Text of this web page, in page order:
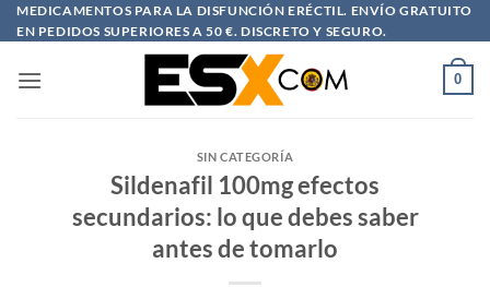
Saltar
al
MEDICAMENTOS PARA LA DISFUNCIÓN ERÉCTIL. ENVÍO GRATUITO
EN PEDIDOS SUPERIORES A 50 €. DISCRETO Y SEGURO.
0
SIN CATEGORÍA
Sildenafil 100mg efectos
secundarios: lo que debes saber
antes de tomarlo